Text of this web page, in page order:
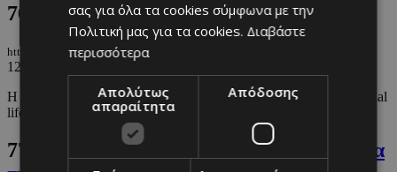
76. Στο Μάλμε, με τους επίσημους
https://m.must.com.cy/gr/blogs/lady-maxwell/sto-malme-me-toys-episimoys
12/05/2024
Η Lady Maxwell σχολιάζει αυτά που άκουσε και είδε από το social
life της Κύπρου και του εξωτερικού.
77.
Hailey: Τι είπε η μελλοντική μαμά για
σας για όλα τα cookies σύμφωνα με την
Πολιτική μας για τα cookies. Διαβάστε
περισσότερα
Απολύτως
απαραίτητα
Απόδοσης